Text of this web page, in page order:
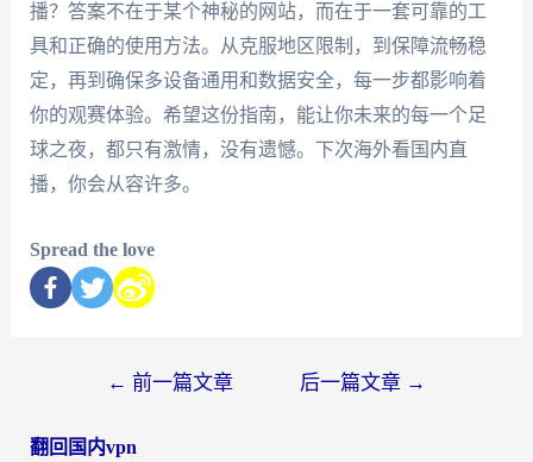
播？答案不在于某个神秘的网站，而在于一套可靠的工
具和正确的使用方法。从克服地区限制，到保障流畅稳
定，再到确保多设备通用和数据安全，每一步都影响着
你的观赛体验。希望这份指南，能让你未来的每一个足
球之夜，都只有激情，没有遗憾。下次海外看国内直
播，你会从容许多。
Spread the love
← 前一篇文章 后一篇文章 →
翻回国内vpn